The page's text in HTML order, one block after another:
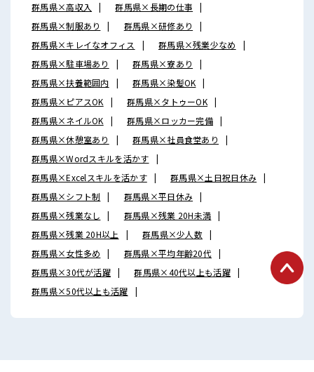
群馬県×高収入
群馬県×長期の仕事
群馬県×制服あり
群馬県×研修あり
群馬県×キレイなオフィス
群馬県×残業少なめ
群馬県×駐車場あり
群馬県×寮あり
群馬県×扶養範囲内
群馬県×染髪OK
群馬県×ピアスOK
群馬県×タトゥーOK
群馬県×ネイルOK
群馬県×ロッカー完備
群馬県×休憩室あり
群馬県×社員食堂あり
群馬県×Wordスキルを活かす
群馬県×Excelスキルを活かす
群馬県×土日祝日休み
群馬県×シフト制
群馬県×平日休み
群馬県×残業なし
群馬県×残業 20H未満
群馬県×残業 20H以上
群馬県×少人数
群馬県×女性多め
群馬県×平均年齢20代
群馬県×30代が活躍
群馬県×40代以上も活躍
群馬県×50代以上も活躍